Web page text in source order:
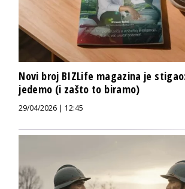
Novi broj BIZLife magazina je
jedemo (i zašto to biramo)
29/04/2026 | 12:45